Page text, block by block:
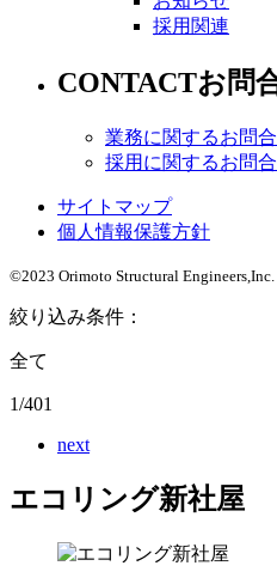
採用関連
CONTACTお問
業務に関するお問
採用に関するお問
サイトマップ
個人情報保護方針
©2023 Orimoto Structural Engineers,Inc.
絞り込み条件：
全て
1/401
next
エコリング新社屋